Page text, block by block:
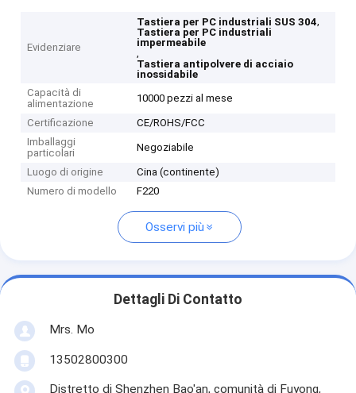
Evidenziare
Tastiera per PC industriali SUS 304,
Tastiera per PC industriali
impermeabile
,
Tastiera antipolvere di acciaio
inossidabile
Capacità di
alimentazione
10000 pezzi al mese
Certificazione
CE/ROHS/FCC
Imballaggi
particolari
Negoziabile
Luogo di origine
Cina (continente)
Numero di modello
F220
Osservi più
Dettagli Di Contatto
Mrs. Mo
13502800300
Distretto di Shenzhen Bao'an, comunità di Fuyong,